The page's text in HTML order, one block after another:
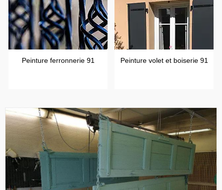
Peinture ferronnerie 91 Peinture volet et boiserie 91